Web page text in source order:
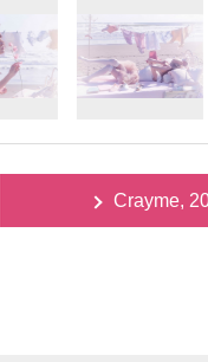
Crayme,